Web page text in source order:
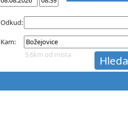
Odkud:
Kam:
5,6km od místa